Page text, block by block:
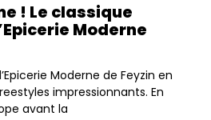
! Le classique
Moderne
Moderne de Feyzin en
impressionnants. En
avant la